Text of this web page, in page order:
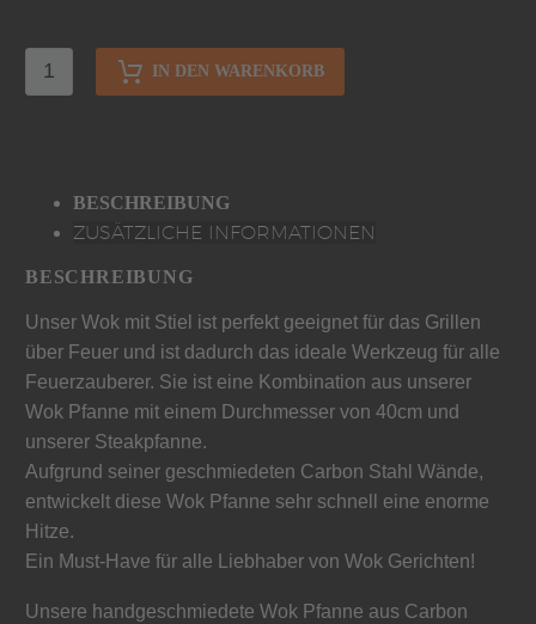
IN DEN WARENKORB
BESCHREIBUNG
ZUSÄTZLICHE INFORMATIONEN
BESCHREIBUNG
Unser Wok mit Stiel ist perfekt geeignet für das Grillen
über Feuer und ist dadurch das ideale Werkzeug für alle
Feuerzauberer. Sie ist eine Kombination aus unserer
Wok Pfanne mit einem Durchmesser von 40cm und
unserer Steakpfanne.
Aufgrund seiner geschmiedeten Carbon Stahl Wände,
entwickelt diese Wok Pfanne sehr schnell eine enorme
Hitze.
Ein Must-Have für alle Liebhaber von Wok Gerichten!
Unsere handgeschmiedete Wok Pfanne aus Carbon